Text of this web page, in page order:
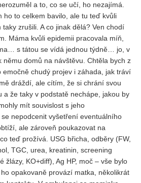
a to, co se učí, ho nezajímá.
ho to celkem bavilo, ale tu teď kvůli
zrušili. A co jinak dělá? Ven chodí
Máma kvůli epidemii pracovala míň,
s tátou se vídá jednou týdně… jo, v
domů na návštěvu. Chtěla bych z
emočně chudý projev i záhada, jak tráví
dráždí, ale cítím, že si chrání svou
a že taky v podstatě nechápe, jakou by
mít souvislost s jeho
nepodcenit vyšetření eventuálního
ale zároveň poukazovat na
teď prožívá. USG břicha, odběry (FW,
TGC, urea, kreatinin, screening
žlázy, KO+diff), Ag HP, moč – vše bylo
opakovaně provází matka, několikrát